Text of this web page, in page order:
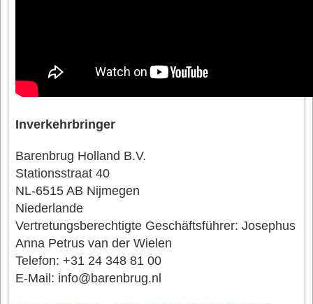
Inverkehrbringer
Barenbrug Holland B.V.
Stationsstraat 40
NL-6515 AB Nijmegen
Niederlande
Vertretungsberechtigte Geschäftsführer: Josephus
Anna Petrus van der Wielen
Telefon: +31 24 348 81 00
E-Mail: info@barenbrug.nl